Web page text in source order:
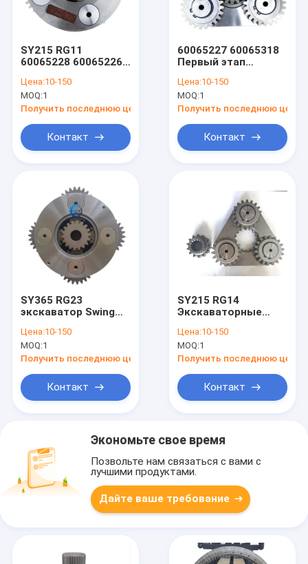
SY215 RG11
60065228 60065226
грузоподъемников
Цена:10-150
MOQ:1
Получить последнюю цену
Контакт
60065227 60065318
Первый этап
редуктора Assy
Swing Планетарный
редуктор
Цена:10-150
MOQ:1
Получить последнюю цену
Контакт
SY365 RG23
экскаватор Swing
Assy Второй этап
RG23E25GB1-140
Цена:10-150
MOQ:1
Получить последнюю цену
Контакт
SY215 RG14
Экскаваторные
Продукты для
гигантского
двигателя
Цена:10-150
MOQ:1
Получить последнюю цену
Контакт
Экономьте свое время
Позвольте нам связаться с вами с
лучшими продуктами.
Дайте ваше требование